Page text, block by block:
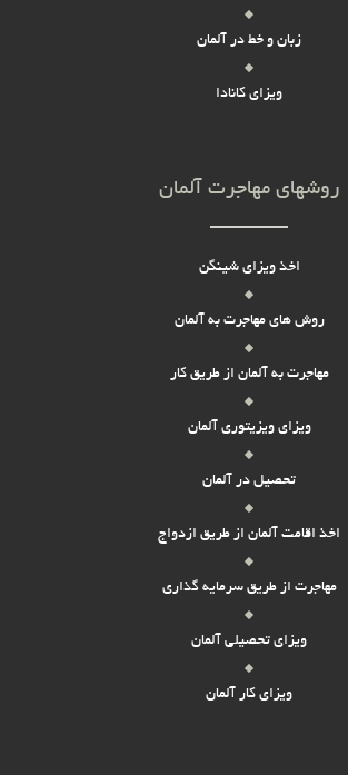
زبان و خط در آلمان
ویزای کانادا
روشهای مهاجرت آلمان
اخذ ویزای شینگن
روش های مهاجرت به آلمان
مهاجرت به آلمان از طریق کار
ویزای ویزیتوری آلمان
تحصیل در آلمان
اخذ اقامت آلمان از طریق ازدواج
مهاجرت از طریق سرمایه گذاری
ویزای تحصیلی آلمان
ویزای کار آلمان